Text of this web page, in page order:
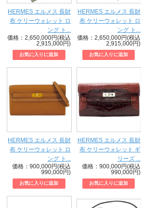
HERMES エルメス 長財
布 ケリーウォレット ロ
ング ト...
価格：2,650,000円(税込
2,915,000円)
HERMES エルメス 長財
布 ケリーウォレット ロ
ング ト...
価格：2,650,000円(税込
2,915,000円)
HERMES エルメス 長財
布 ケリーウォレット ロ
ング ト...
価格：900,000円(税込
990,000円)
HERMES エルメス 長財
布 ケリーウォレット ギ
リーズ ...
価格：900,000円(税込
990,000円)